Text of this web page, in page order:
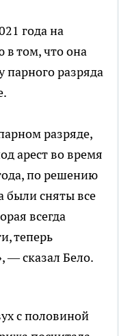
года на
в том, что она
парного разряда
разряде,
арест во время
по решению
были сняты все
всегда
теперь
— сказал Бело.
с половиной